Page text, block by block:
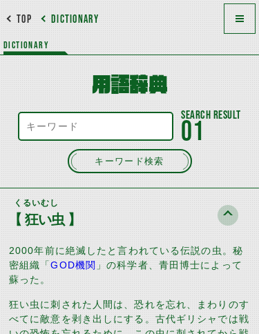
DICTIONARY
TOP
DICTIONARY
用語辞典
キーワード検索
01
くるいむし
【 狂い虫 】
2000年前に絶滅したと言われている伝説の虫。秘
密組織「GOD機関 」の科学者、青田博士によって
蘇った。
狂い虫に刺された人間は、恐れを忘れ、まわりのす
べてに敵意を剥き出しにする。古代ギリシャでは戦